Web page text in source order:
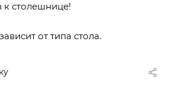
к столешнице!
от типа стола.